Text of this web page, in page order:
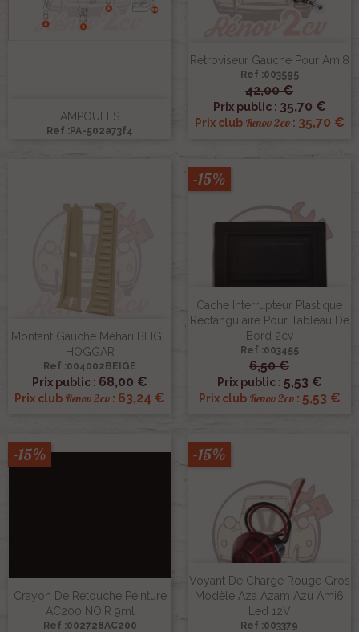
AMPOULES
Ref :PA-502a73f4
Retroviseur Gauche Pour Ami8
Ref :003595
42,00 €
Prix public : 35,70 €
Prix club Renov 2cv: 35,70 €
Montant Gauche Méhari BEIGE
HOGGAR
Ref :004002BEIGE
Prix public : 68,00 €
Prix club Renov 2cv : 63,24 €
Cache Interrupteur Plastique
Rectangulaire Pour Tableau De
Bord 2cv
Ref :003455
6,50 €
Prix public : 5,53 €
Prix club Renov 2cv: 5,53 €
-15%
Crayon De Retouche Peinture
AC200 NOIR 9ml
Ref :002728AC200
-15%
Voyant De Charge Rouge Gros
Modèle Aza Azam Azu Ami6
Led 12V
Ref :003379
-15%